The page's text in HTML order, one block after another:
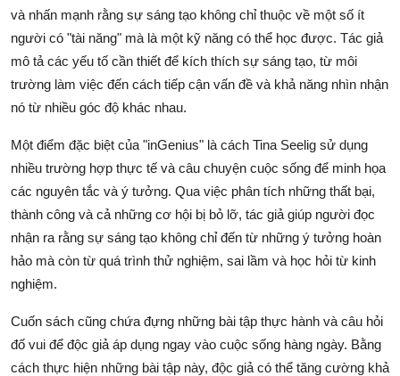
và nhấn mạnh rằng sự sáng tạo không chỉ thuộc về một số ít
người có "tài năng" mà là một kỹ năng có thể học được. Tác giả
mô tả các yếu tố cần thiết để kích thích sự sáng tạo, từ môi
trường làm việc đến cách tiếp cận vấn đề và khả năng nhìn nhận
nó từ nhiều góc độ khác nhau.
Một điểm đặc biệt của "inGenius" là cách Tina Seelig sử dụng
nhiều trường hợp thực tế và câu chuyện cuộc sống để minh họa
các nguyên tắc và ý tưởng. Qua việc phân tích những thất bại,
thành công và cả những cơ hội bị bỏ lỡ, tác giả giúp người đọc
nhận ra rằng sự sáng tạo không chỉ đến từ những ý tưởng hoàn
hảo mà còn từ quá trình thử nghiệm, sai lầm và học hỏi từ kinh
nghiệm.
Cuốn sách cũng chứa đựng những bài tập thực hành và câu hỏi
đố vui để độc giả áp dụng ngay vào cuộc sống hàng ngày. Bằng
cách thực hiện những bài tập này, độc giả có thể tăng cường khả